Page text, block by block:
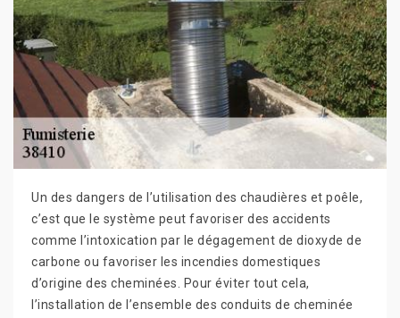
Un des dangers de l’utilisation des chaudières et poêle,
c’est que le système peut favoriser des accidents
comme l’intoxication par le dégagement de dioxyde de
carbone ou favoriser les incendies domestiques
d’origine des cheminées. Pour éviter tout cela,
l’installation de l’ensemble des conduits de cheminée